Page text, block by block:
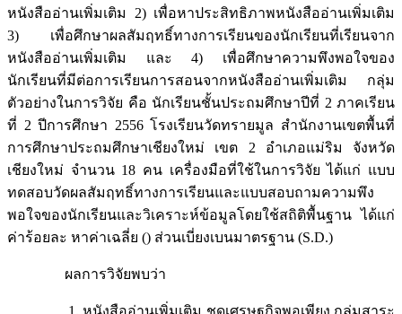
หนังสืออ่านเพิ่มเติม 2) เพื่อหาประสิทธิภาพหนังสืออ่านเพิ่มเติม
3) เพื่อศึกษาผลสัมฤทธิ์ทางการเรียนของนักเรียนที่เรียนจาก
หนังสืออ่านเพิ่มเติม และ 4) เพื่อศึกษาความพึงพอใจของ
นักเรียนที่มีต่อการเรียนการสอนจากหนังสืออ่านเพิ่มเติม กลุ่ม
ตัวอย่างในการวิจัย คือ นักเรียนชั้นประถมศึกษาปีที่ 2 ภาคเรียน
ที่ 2 ปีการศึกษา 2556 โรงเรียนวัดทรายมูล สำนักงานเขตพื้นที่
การศึกษาประถมศึกษาเชียงใหม่ เขต 2 อำเภอแม่ริม จังหวัด
เชียงใหม่ จำนวน 18 คน เครื่องมือที่ใช้ในการวิจัย ได้แก่ แบบ
ทดสอบวัดผลสัมฤทธิ์ทางการเรียนและแบบสอบถามความพึง
พอใจของนักเรียนและวิเคราะห์ข้อมูลโดยใช้สถิติพื้นฐาน ได้แก่
ค่าร้อยละ หาค่าเฉลี่ย () ส่วนเบี่ยงเบนมาตรฐาน (S.D.)
ผลการวิจัยพบว่า